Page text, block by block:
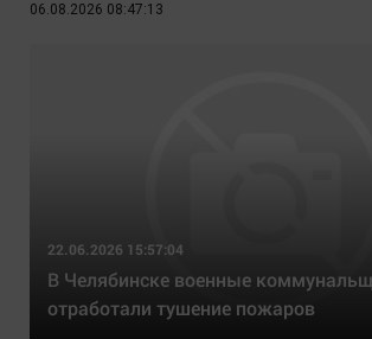
06.08.2026 08:47:13
22.06.2026 15:57:04
В Челябинске военные
отработали тушение пожаров